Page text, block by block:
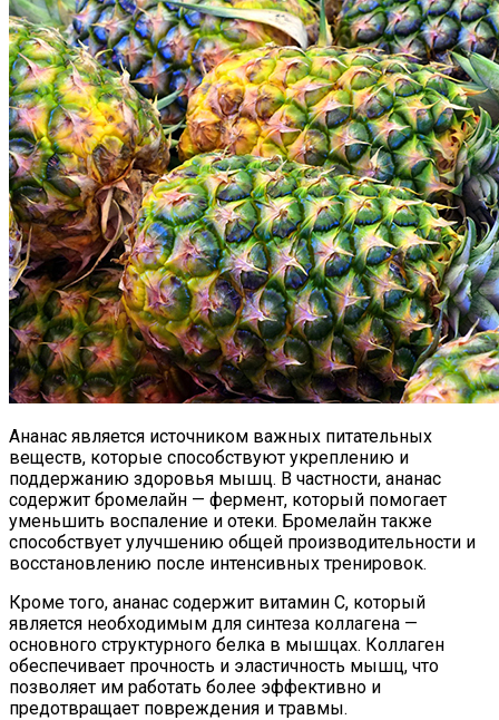
Ананас является источником важных питательных
веществ, которые способствуют укреплению и
поддержанию здоровья мышц. В частности, ананас
содержит бромелайн — фермент, который помогает
уменьшить воспаление и отеки. Бромелайн также
способствует улучшению общей производительности и
восстановлению после интенсивных тренировок.
Кроме того, ананас содержит витамин С, который
является необходимым для синтеза коллагена —
основного структурного белка в мышцах. Коллаген
обеспечивает прочность и эластичность мышц, что
позволяет им работать более эффективно и
предотвращает повреждения и травмы.